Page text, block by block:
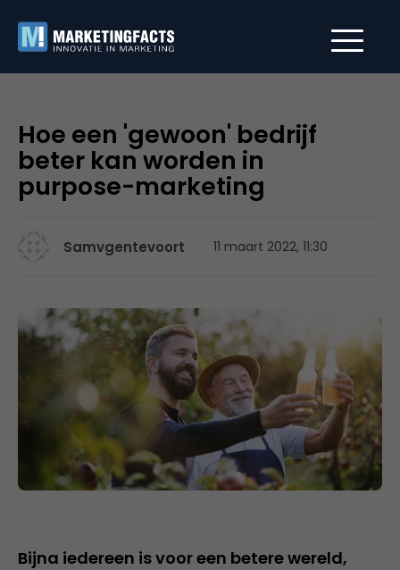
Hoe een 'gewoon' bedrijf
beter kan worden in
purpose-marketing
Samvgentevoort 11 maart 2022, 11:30
Bijna iedereen is voor een betere wereld,